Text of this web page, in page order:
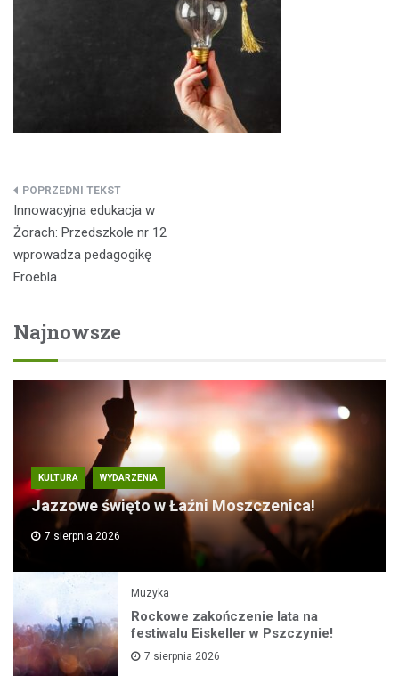
Nawigacja
wpisu
Innowacyjna edukacja w
Żorach: Przedszkole nr 12
wprowadza pedagogikę
Froebla
Najnowsze
KULTURA WYDARZENIA
Jazzowe święto w Łaźni Moszczenica!
7 sierpnia 2026
Muzyka
Rockowe zakończenie lata na
festiwalu Eiskeller w Pszczynie!
7 sierpnia 2026